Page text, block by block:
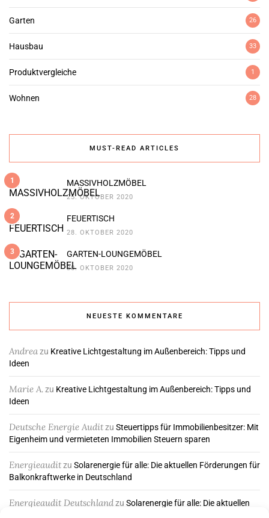
Garten 26
Hausbau 33
Produktvergleiche 1
Wohnen 28
MUST-READ ARTICLES
1 MASSIVHOLZMÖBEL
25. OKTOBER 2020
2 FEUERTISCH
28. OKTOBER 2020
3 GARTEN-LOUNGEMÖBEL
30. OKTOBER 2020
NEUESTE KOMMENTARE
Andreazu Kreative Lichtgestaltung im Außenbereich: Tipps und
Ideen
Marie A. zu Kreative Lichtgestaltung im Außenbereich: Tipps und
Ideen
Deutsche Energie Auditzu Steuertipps für Immobilienbesitzer: Mit
Eigenheim und vermieteten Immobilien Steuern sparen
Energieauditzu Solarenergie für alle: Die aktuellen Förderungen für
Balkonkraftwerke in Deutschland
Energieaudit Deutschlandzu Solarenergie für alle: Die aktuellen